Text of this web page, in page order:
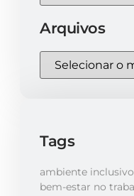
Arquivos
Tags
ambiente inclusivo
bem-estar no